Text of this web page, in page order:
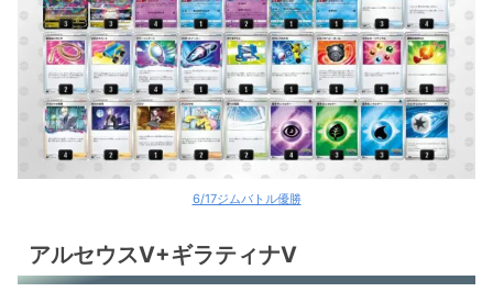
6/17ジムバトル優勝
アルセウスV+ギラティナV